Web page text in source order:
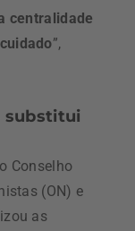
centralidade
”,
substitui
Conselho
(ON) e
as